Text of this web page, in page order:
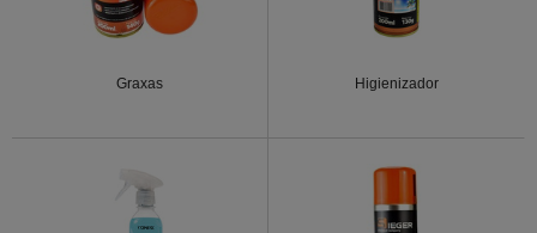
Graxas Higienizador